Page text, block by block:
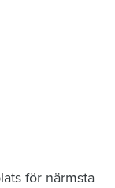
för närmsta